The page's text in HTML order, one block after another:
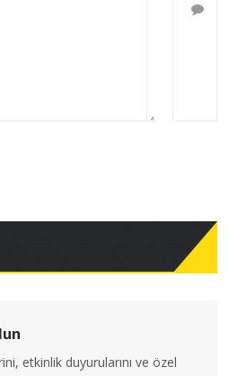
etkinlik duyurularını ve özel